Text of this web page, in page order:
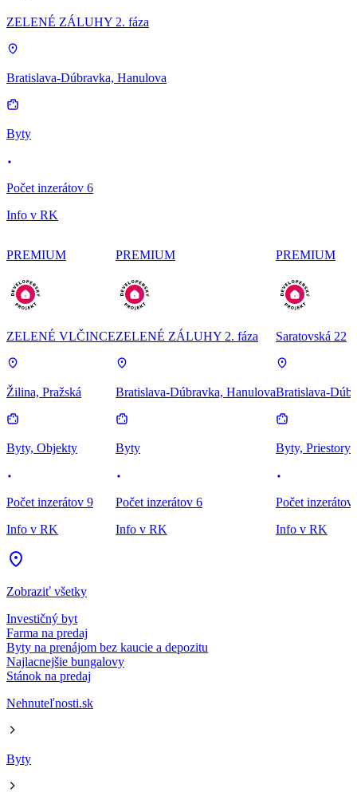
ZELENÉ ZÁLUHY 2. fáza
Bratislava-Dúbravka, Hanulova
Byty
Počet inzerátov 6
Info v RK
PREMIUM
ZELENÉ VLČINCE
Žilina, Pražská
Byty, Objekty
Počet inzerátov 9
Info v RK
PREMIUM
ZELENÉ ZÁLUHY 2. fáza
Bratislava-Dúbravka, Hanulova
Byty
Počet inzerátov 6
Info v RK
PREMIUM
Saratovská 22
Bratislava-
Byty, Priestory
Počet inzerátov
Info v RK
Zobraziť všetky
Investičný byt
Farma na predaj
Byty na prenájom bez kaucie a depozitu
Najlacnejšie bungalovy
Stánok na predaj
Nehnuteľnosti.sk
Byty